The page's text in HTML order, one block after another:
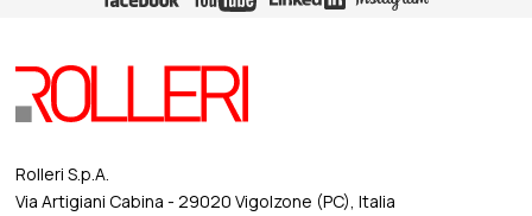
Rolleri S.p.A.
Via Artigiani Cabina - 29020 Vigolzone (PC), Italia